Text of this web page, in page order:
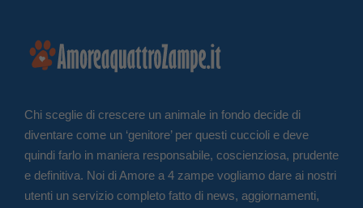
Chi sceglie di crescere un animale in fondo decide di
diventare come un ‘genitore’ per questi cuccioli e deve
quindi farlo in maniera responsabile, coscienziosa, prudente
e definitiva. Noi di Amore a 4 zampe vogliamo dare ai nostri
utenti un servizio completo fatto di news, aggiornamenti,